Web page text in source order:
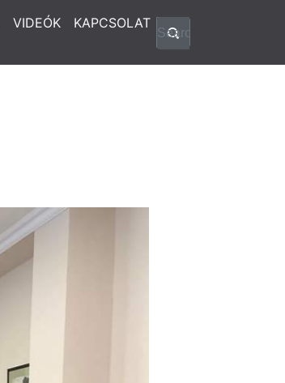
VIDEÓK KAPCSOLAT